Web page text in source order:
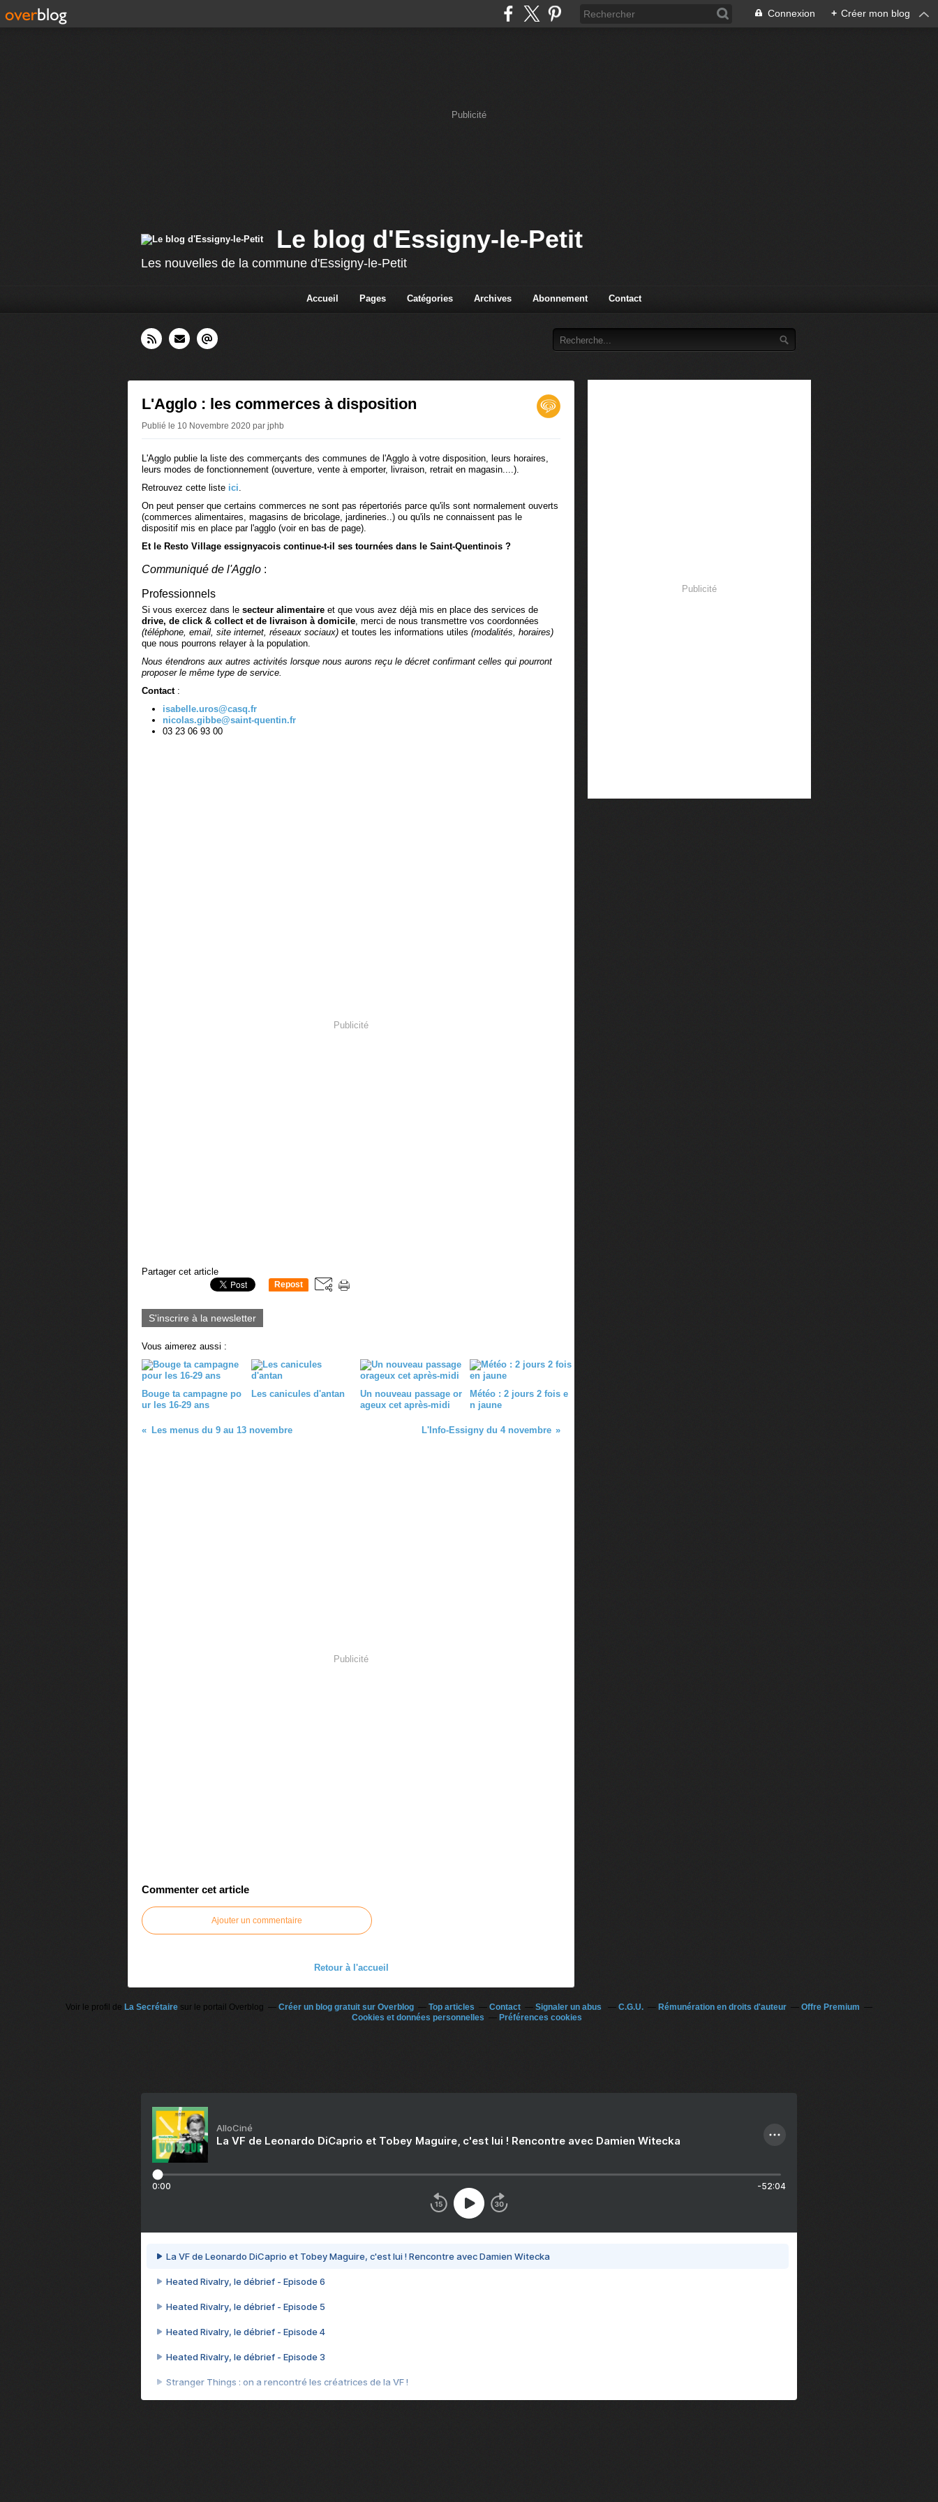
Connexion + Créer mon blog
Publicité
Le blog d'Essigny-le-Petit
Les nouvelles de la commune d'Essigny-le-Petit
Accueil Pages Catégories Archives Abonnement Contact
L'Agglo : les commerces à disposition
Publié le 10 Novembre 2020 par jphb
L'Agglo publie la liste des commerçants des communes de l'Agglo à votre disposition, leurs horaires,
leurs modes de fonctionnement (ouverture, vente à emporter, livraison, retrait en magasin....).
Retrouvez cette liste ici.
On peut penser que certains commerces ne sont pas répertoriés parce qu'ils sont normalement ouverts
(commerces alimentaires, magasins de bricolage, jardineries..) ou qu'ils ne connaissent pas le
dispositif mis en place par l'agglo (voir en bas de page).
Et le Resto Village essignyacois continue-t-il ses tournées dans le Saint-Quentinois ?
Communiqué de l'Agglo :
Professionnels
Si vous exercez dans le secteur alimentaire et que vous avez déjà mis en place des services de
drive, de click & collect et de livraison à domicile, merci de nous transmettre vos coordonnées
(téléphone, email, site internet, réseaux sociaux) et toutes les informations utiles (modalités, horaires)
que nous pourrons relayer à la population.
Nous étendrons aux autres activités lorsque nous aurons reçu le décret confirmant celles qui pourront
proposer le même type de service.
Contact:
isabelle.uros@casq.fr
nicolas.gibbe@saint-quentin.fr
03 23 06 93 00
Publicité
Partager cet article
Repost
S'inscrire à la newsletter
Vous aimerez aussi :
Bouge ta campagne po
ur les 16-29 ans
Les canicules d'antan
Un nouveau passage or
ageux cet après-midi
Météo : 2 jours 2 fois e
n jaune
Les menus du 9 au 13 novembre L'Info-Essigny du 4 novembre
Publicité
Commenter cet article
Ajouter un commentaire
Retour à l'accueil
Publicité
Voir le profil de La Secrétaire sur le portail Overblog Créer un blog gratuit sur Overblog Top articles Contact Signaler un abus C.G.U. Rémunération en droits d'auteur
Offre Premium
Cookies et données personnelles
Préférences cookies
AlloCiné
La VF de Leonardo DiCaprio et Tobey Maguire, c'est lui ! Rencontre avec Damien Witecka
0:00 -52:04
La VF de Leonardo DiCaprio et Tobey Maguire, c'est lui ! Rencontre avec Damien Witecka
Heated Rivalry, le débrief - Episode 6
Heated Rivalry, le débrief - Episode 5
Heated Rivalry, le débrief - Episode 4
Heated Rivalry, le débrief - Episode 3
Stranger Things : on a rencontré les créatrices de la VF !